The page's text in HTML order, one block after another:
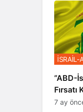
​​​​​​​”ABD-
Fırsatı
İSRAİL-
7 ay